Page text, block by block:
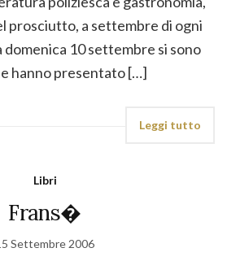
prosciutto, a settembre di ogni
domenica 10 settembre si sono
hanno presentato […]
Leggi tutto
Libri
Frans�
Settembre 2006